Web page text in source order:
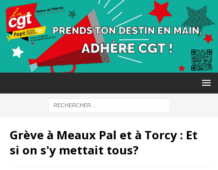
Grève à Meaux Pal et à Torcy : Et
si on s'y mettait tous?